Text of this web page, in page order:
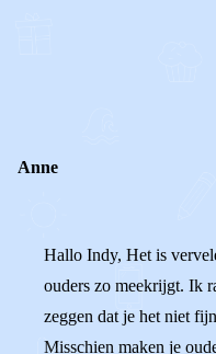
Anne
Hallo Indy, Het is
ouders zo meekrijgt. Ik
zeggen dat je het niet
Misschien maken je